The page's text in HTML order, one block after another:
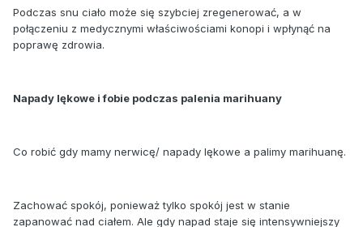
Podczas snu ciało może się szybciej zregenerować, a w
połączeniu z medycznymi właściwościami konopi i wpłynąć na
poprawę zdrowia.
Napady lękowe i fobie podczas palenia marihuany
Co robić gdy mamy nerwicę/ napady lękowe a palimy marihuanę.
Zachować spokój, ponieważ tylko spokój jest w stanie
zapanować nad ciałem. Ale gdy napad staje się intensywniejszy